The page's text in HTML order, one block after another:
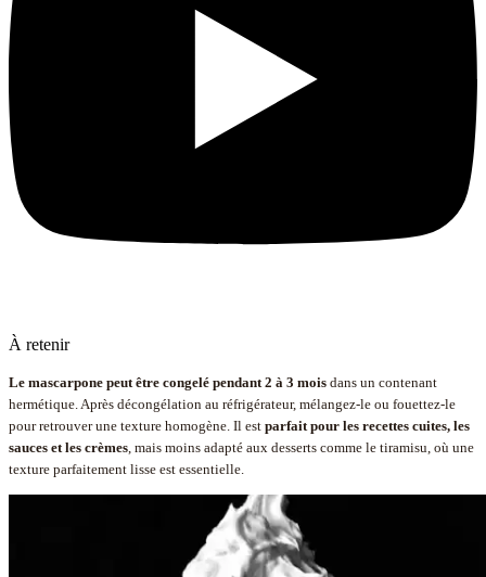
À retenir
Le mascarpone peut être congelé pendant 2 à 3 mois dans un contenant
hermétique. Après décongélation au réfrigérateur, mélangez-le ou fouettez-le
pour retrouver une texture homogène. Il est parfait pour les recettes cuites, les
sauces et les crèmes , mais moins adapté aux desserts comme le tiramisu, où une
texture parfaitement lisse est essentielle.